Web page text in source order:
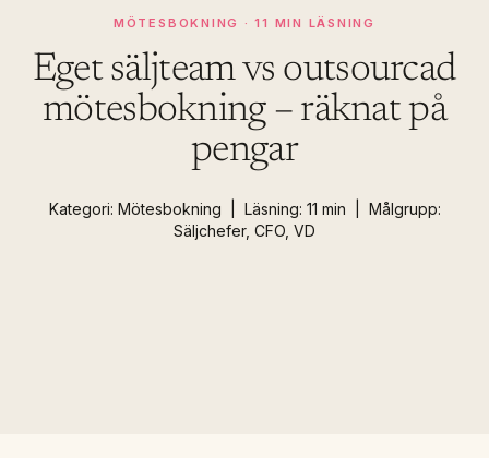
MÖTESBOKNING · 11 MIN LÄSNING
Eget säljteam vs outsourcad
mötesbokning – räknat på
pengar
Kategori: Mötesbokning | Läsning: 11 min | Målgrupp:
Säljchefer, CFO, VD